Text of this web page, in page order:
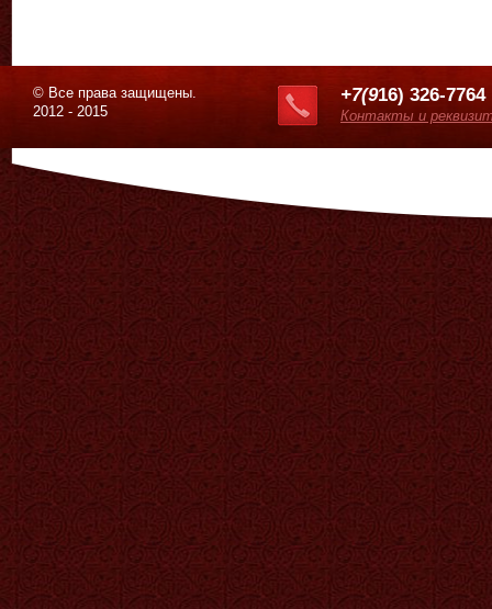
© Все права защищены.
2012 - 2015
+7(916) 326-7764
Контакты и